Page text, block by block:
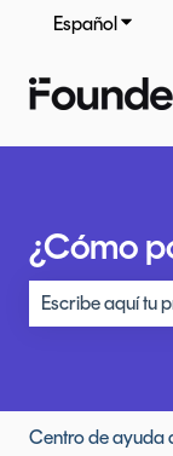
Español
¿Cómo
Centro de ayuda